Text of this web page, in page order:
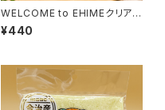
WELCOME to EHIMEクリアフ
ァイル
¥440